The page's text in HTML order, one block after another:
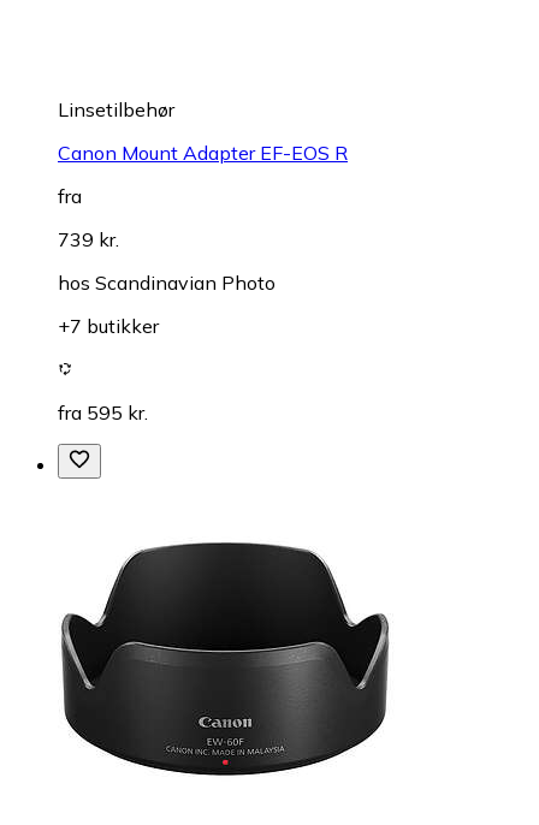
Linsetilbehør
Canon Mount Adapter EF-EOS R
fra
739 kr.
hos Scandinavian Photo
+7 butikker
fra 595 kr.